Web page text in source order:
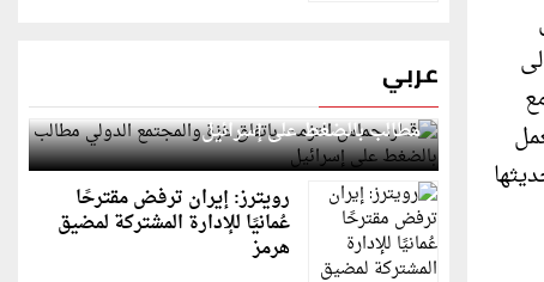
) وتعمل على تحديثها
عربي
قطر: حماس التزمت باتفاق غزة والمجتمع الدولي
مطالب بالضغط على إسرائيل
رويترز: إيران ترفض مقترحًا
عُمانيًا للإدارة المشتركة لمضيق
هرمز